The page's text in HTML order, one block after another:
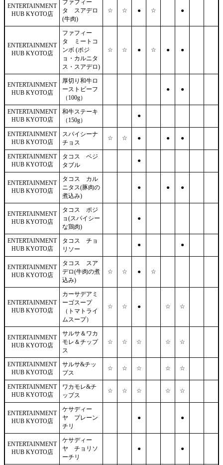
ENTERTAINMENT
HUB KYOTO店
ファフィー
タ スアデロ
(牛肉)
☆ ☆ ● ☆ ●
ENTERTAINMENT
HUB KYOTO店
ファフィー
タ ミートコ
ンボ (ポジ
ョ・カルニタ
ス・スアデロ)
☆ ☆ ● ☆ ● ●
ENTERTAINMENT
HUB KYOTO店
厚切り和牛ロ
ーストビーフ
（100g）
● ●
ENTERTAINMENT
HUB KYOTO店
和牛ステーキ
（150g）
●
ENTERTAINMENT
HUB KYOTO店
スパイシーナ
チョス
☆ ☆ ● ● ●
ENTERTAINMENT
HUB KYOTO店
タコス ベジ
タブル
●
ENTERTAINMENT
HUB KYOTO店
タコス カル
ニタス(豚肉の
煮込み)
● ● ●
ENTERTAINMENT
HUB KYOTO店
タコス ポジ
ョ(スパイシー
な鶏肉)
●
ENTERTAINMENT
HUB KYOTO店
タコス チョ
リソー
● ●
ENTERTAINMENT
HUB KYOTO店
タコス スア
デロ(牛肉の煮
込み)
☆ ☆ ● ☆
ENTERTAINMENT
HUB KYOTO店
カーサデアミ
ーゴスープ
（トマトライ
ムスープ）
☆ ☆ ● ☆ ☆
ENTERTAINMENT
HUB KYOTO店
サルサ＆ワカ
モレ＆チップ
ス
☆ ☆ ☆ ☆ ☆
ENTERTAINMENT
HUB KYOTO店
サルサ&チッ
プス
☆ ☆ ☆ ☆ ☆
ENTERTAINMENT
HUB KYOTO店
ワカモレ&チ
ップス
☆ ☆ ☆ ☆ ☆
ENTERTAINMENT
HUB KYOTO店
ケサディー
ヤ プレーン
チリ
● ●
ENTERTAINMENT
HUB KYOTO店
ケサディー
ヤ チョリソ
ーチリ
● ●